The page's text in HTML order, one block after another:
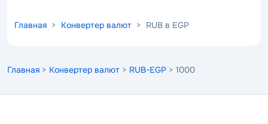
Главная > Конвертер валют > RUB в EGP
Главная > Конвертер валют > RUB-EGP > 1000